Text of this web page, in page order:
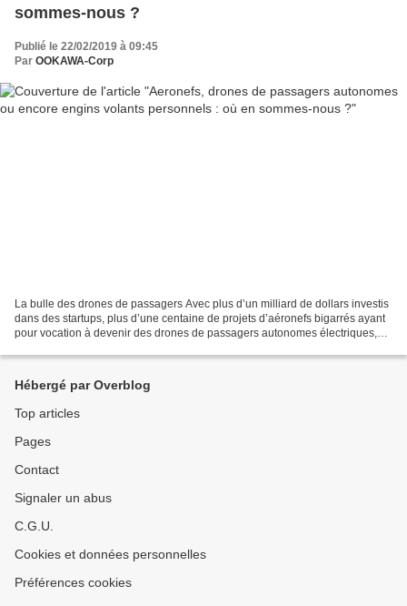
sommes-nous ?
Publié le 22/02/2019 à 09:45
Par OOKAWA-Corp
La bulle des drones de passagers Avec plus d’un milliard de dollars investis
dans des startups, plus d’une centaine de projets d’aéronefs bigarrés ayant
pour vocation à devenir des drones de passagers autonomes électriques,
Hébergé par Overblog
Top articles
Pages
Contact
Signaler un abus
C.G.U.
Cookies et données personnelles
Préférences cookies